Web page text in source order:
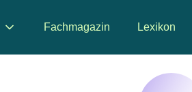
Fachmagazin Lexikon